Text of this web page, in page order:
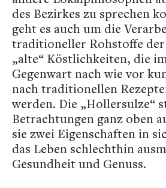
des Bezirkes zu sprechen
geht es auch um die
traditioneller Rohstoffe
„alte“ Köstlichkeiten, die
Gegenwart nach wie vor
nach traditionellen
werden. Die „Hollersulze“
Betrachtungen ganz oben
sie zwei Eigenschaften in
das Leben schlechthin
Gesundheit und Genuss.